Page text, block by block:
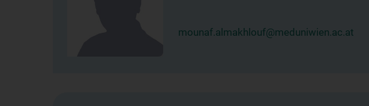
mounaf.almakhlouf@meduniwien.ac.at